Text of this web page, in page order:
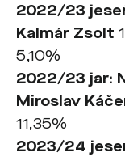
2022/23
Kalmár Zsolt
5,10%
2022/23 jar:
Miroslav
11,35%
2023/24